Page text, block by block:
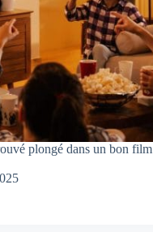
plongé dans un bon film